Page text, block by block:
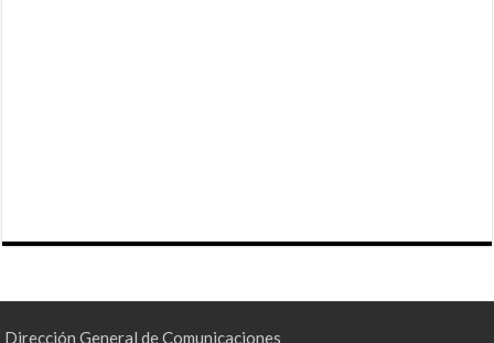
Dirección General de Comunicaciones